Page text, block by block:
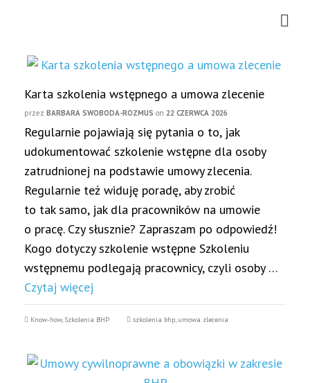
Karta szkolenia wstępnego a umowa zlecenie
przez BARBARA SWOBODA-ROZMUS on 22 CZERWCA 2026
Regularnie pojawiają się pytania o to, jak
udokumentować szkolenie wstępne dla osoby
zatrudnionej na podstawie umowy zlecenia.
Regularnie też widuję poradę, aby zrobić
to tak samo, jak dla pracowników na umowie
o pracę. Czy słusznie? Zapraszam po odpowiedź!
Kogo dotyczy szkolenie wstępne Szkoleniu
wstępnemu podlegają pracownicy, czyli osoby …
Czytaj więcej
Know-how, Szkolenia BHP szkolenia bhp, umowa zlecenia